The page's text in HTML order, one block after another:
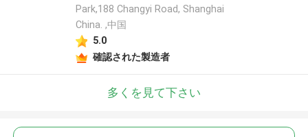
Park,188 Changyi Road, Shanghai
China. ,中国
5.0
確認された製造者
多くを見て下さい